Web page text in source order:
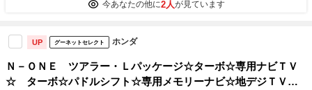
今あなたの他に2人が見ています
UP グーネットセレクト ホンダ
Ｎ－ＯＮＥ ツアラー・Ｌパッケージ☆ターボ☆専用ナビＴＶ
☆ ターボ☆パドルシフト☆専用メモリーナビ☆地デジＴＶ☆